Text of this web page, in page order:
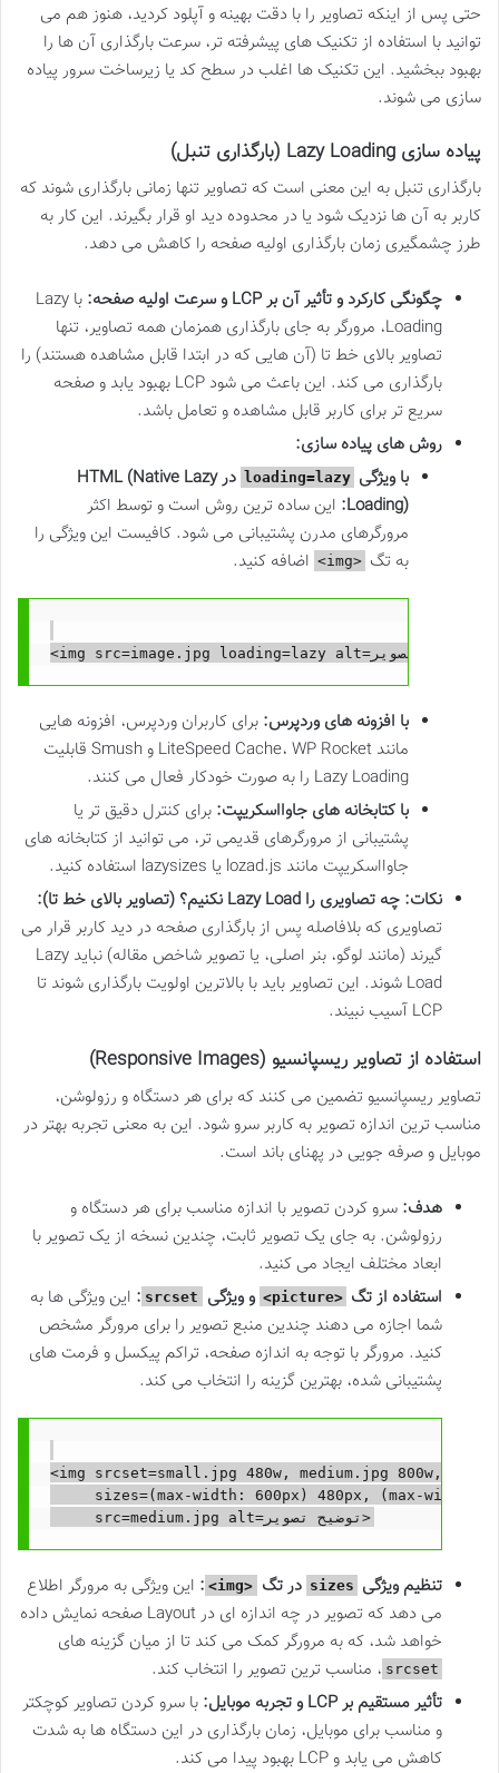
حتی پس از اینکه تصاویر را با دقت بهینه و آپلود کردید، هنوز هم می
توانید با استفاده از تکنیک های پیشرفته تر، سرعت بارگذاری آن ها را
بهبود ببخشید. این تکنیک ها اغلب در سطح کد یا زیرساخت سرور پیاده
سازی می شوند.
پیاده سازی Lazy Loading (بارگذاری تنبل)
بارگذاری تنبل به این معنی است که تصاویر تنها زمانی بارگذاری شوند که
کاربر به آن ها نزدیک شود یا در محدوده دید او قرار بگیرند. این کار به
طرز چشمگیری زمان بارگذاری اولیه صفحه را کاهش می دهد.
چگونگی کارکرد و تأثیر آن بر LCP و سرعت اولیه صفحه:
با Lazy
Loading، مرورگر به جای بارگذاری همزمان همه تصاویر، تنها
تصاویر بالای خط تا (آن هایی که در ابتدا قابل مشاهده هستند) را
بارگذاری می کند. این باعث می شود LCP بهبود یابد و صفحه
سریع تر برای کاربر قابل مشاهده و تعامل باشد.
روش های پیاده سازی:
با ویژگی loading=lazy
در HTML (Native Lazy
Loading): این ساده ترین روش است و توسط اکثر
مرورگرهای مدرن پشتیبانی می شود. کافیست این ویژگی را
به تگ <img> اضافه کنید.
با افزونه های وردپرس: برای کاربران وردپرس، افزونه هایی
مانند LiteSpeed Cache، WP Rocket و Smush قابلیت
Lazy Loading را به صورت خودکار فعال می کنند.
با کتابخانه های جاوااسکریپت: برای کنترل دقیق تر یا
پشتیبانی از مرورگرهای قدیمی تر، می توانید از کتابخانه های
جاوااسکریپت مانند lozad.js یا lazysizes استفاده کنید.
نکات: چه تصاویری را Lazy Load نکنیم؟ (تصاویر بالای خط تا):
تصاویری که بلافاصله پس از بارگذاری صفحه در دید کاربر قرار می
گیرند (مانند لوگو، بنر اصلی، یا تصویر شاخص مقاله) نباید Lazy
Load شوند. این تصاویر باید با بالاترین اولویت بارگذاری شوند تا
LCP آسیب نبیند.
استفاده از تصاویر ریسپانسیو (Responsive Images)
تصاویر ریسپانسیو تضمین می کنند که برای هر دستگاه و رزولوشن،
مناسب ترین اندازه تصویر به کاربر سرو شود. این به معنی تجربه بهتر در
موبایل و صرفه جویی در پهنای باند است.
هدف: سرو کردن تصویر با اندازه مناسب برای هر دستگاه و
رزولوشن. به جای یک تصویر ثابت، چندین نسخه از یک تصویر با
ابعاد مختلف ایجاد می کنید.
استفاده از تگ <picture> و ویژگی srcset
: این ویژگی ها به
شما اجازه می دهند چندین منبع تصویر را برای مرورگر مشخص
کنید. مرورگر با توجه به اندازه صفحه، تراکم پیکسل و فرمت های
پشتیبانی شده، بهترین گزینه را انتخاب می کند.
<img srcset=small.jpg 480w, medium.jpg 800w,
sizes=(max-width: 600px) 480px, (max-width:
     src=medium.jpg alt=توضیح تصویر>
تنظیم ویژگی sizes در تگ <img>
: این ویژگی به مرورگر اطلاع
می دهد که تصویر در چه اندازه ای در Layout صفحه نمایش داده
خواهد شد، که به مرورگر کمک می کند تا از میان گزینه های
srcset ، مناسب ترین تصویر را انتخاب کند.
تأثیر مستقیم بر LCP و تجربه موبایل:
با سرو کردن تصاویر کوچکتر
و مناسب برای موبایل، زمان بارگذاری در این دستگاه ها به شدت
کاهش می یابد و LCP بهبود پیدا می کند.